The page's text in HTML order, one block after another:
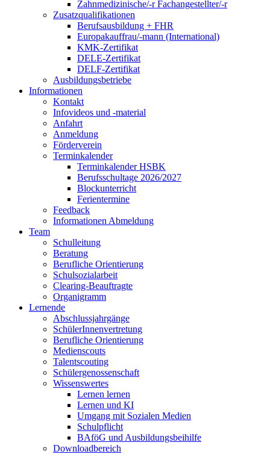
Zahnmedizinische/-r Fachangestellter/-r
Zusatzqualifikationen
Berufsausbildung + FHR
Europakauffrau/-mann (International)
KMK-Zertifikat
DELE-Zertifikat
DELF-Zertifikat
Ausbildungsbetriebe
Informationen
Kontakt
Infovideos und -material
Anfahrt
Anmeldung
Förderverein
Terminkalender
Terminkalender HSBK
Berufsschultage 2026/2027
Blockunterricht
Ferientermine
Feedback
Informationen Abmeldung
Team
Schulleitung
Beratung
Berufliche Orientierung
Schulsozialarbeit
Clearing-Beauftragte
Organigramm
Lernende
Abschlussjahrgänge
SchülerInnenvertretung
Berufliche Orientierung
Medienscouts
Talentscouting
Schüler­genossen­schaft
Wissenswertes
Lernen lernen
Lernen und KI
Umgang mit Sozialen Medien
Schulpflicht
BAföG und Ausbildungsbeihilfe
Downloadbereich